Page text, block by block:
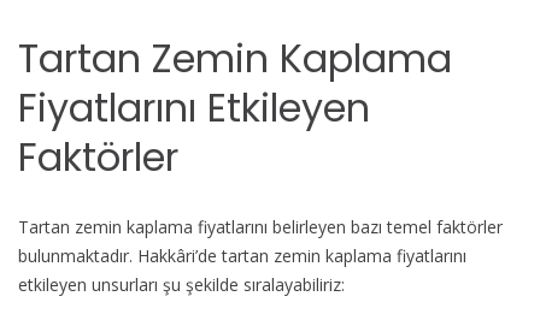
Tartan Zemin Kaplama
Fiyatlarını Etkileyen
Faktörler
Tartan zemin kaplama fiyatlarını belirleyen bazı temel faktörler
bulunmaktadır. Hakkâri’de tartan zemin kaplama fiyatlarını
etkileyen unsurları şu şekilde sıralayabiliriz: